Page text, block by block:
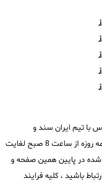
با تیم ایران سند و
کارشناسان این مجموعه میتوانید همه روزه از ساعت 8 صبح لغایت
شده در پایین همین صفحه و
باشید ، کلیه فرایند